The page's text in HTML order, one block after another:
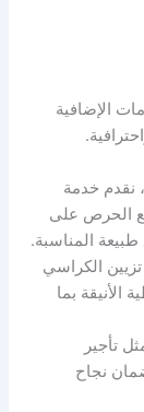
الإضافية
نقدم خدمة
الحرص على
المناسبة.
الكراسي
الأنيقة بما
تأجير
نجاح